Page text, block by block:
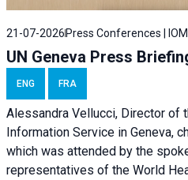
21-07-2026 Press Conferences | IOM
UN Geneva Press
ENG FRA
Alessandra Vellucci, Director of
Information Service in Geneva,
which was attended by the
representatives of the World